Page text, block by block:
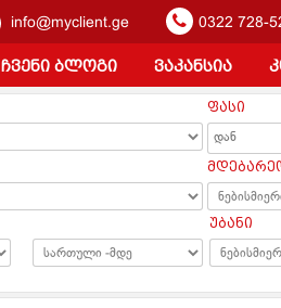
info@myclient.ge 0322 728-
ჩვენი ბლოგი ვაკანსია
ფასი
უბანი